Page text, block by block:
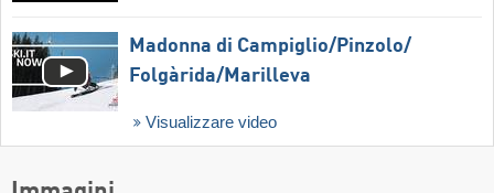
Madonna di Campiglio/​Pinzolo/​
Folgàrida/​Marilleva
Visualizzare video